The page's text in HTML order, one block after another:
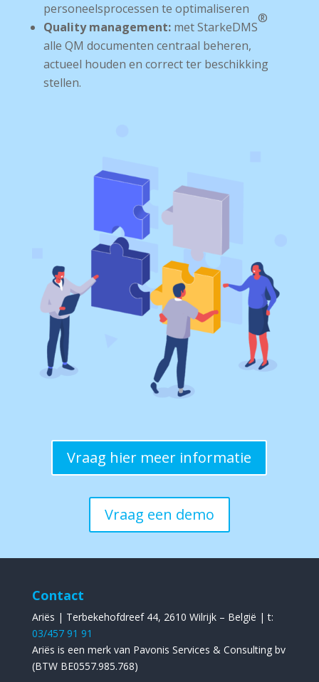
personeelsprocessen te optimaliseren
Quality management: met Starke­DMS
®
alle QM documenten centraal beheren,
actueel houden en correct ter beschikking
stellen.
Vraag hier meer informatie
Vraag een demo
Contact
Ariës | Terbekehofdreef 44, 2610 Wilrijk – België | t:
03/457 91 91
Ariës is een merk van Pavonis Services & Consulting bv
(BTW BE0557.985.768)